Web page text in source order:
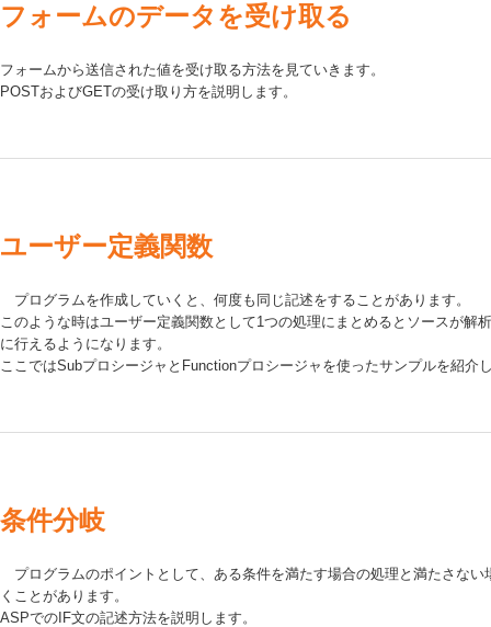
フォームのデータを受け取る
フォームから送信された値を受け取る方法を見ていきます。
POSTおよびGETの受け取り方を説明します。
ユーザー定義関数
プログラムを作成していくと、何度も同じ記述をすることがあります。
このような時はユーザー定義関数として1つの処理にまとめるとソースが解
に行えるようになります。
ここではSubプロシージャとFunctionプロシージャを使ったサンプルを紹介
条件分岐
プログラムのポイントとして、ある条件を満たす場合の処理と満たさない
くことがあります。
ASPでのIF文の記述方法を説明します。